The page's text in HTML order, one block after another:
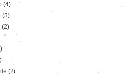
(4)
(3)
(2)
(2)